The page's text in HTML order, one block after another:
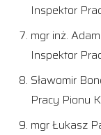
Inspektor
mgr inż.
Inspektor
Sławomir
Pracy Pionu
mgr Łukasz